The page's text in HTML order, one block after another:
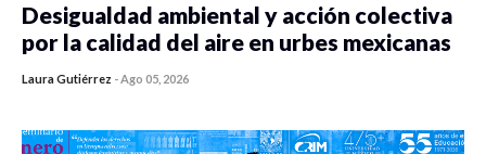
Desigualdad ambiental y acción colectiva
por la calidad del aire en urbes mexicanas
Laura Gutiérrez -Ago 05, 2026